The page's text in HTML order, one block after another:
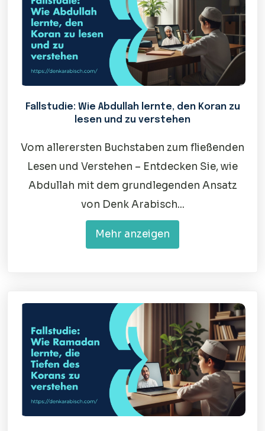
Fallstudie: Wie Abdullah lernte, den Koran zu
lesen und zu verstehen
Vom allerersten Buchstaben zum fließenden
Lesen und Verstehen – Entdecken Sie, wie
Abdullah mit dem grundlegenden Ansatz
von Denk Arabisch...
Mehr anzeigen